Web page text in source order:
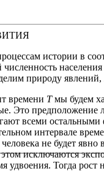
истории в
природу
времени Тмы будем
Это предположение
всеми
интервале
не будет явно
исключаются
Тогда рост